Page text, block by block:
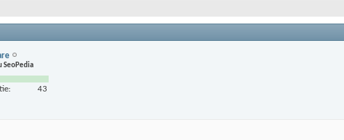
SeoPedia
43